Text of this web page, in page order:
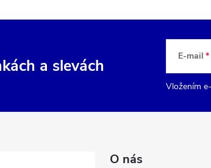
a slevách E-mail
Vložením
O nás